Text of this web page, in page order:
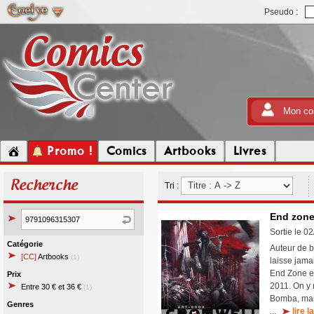
Pseudo :
Mon
Promo ! Comics Artbooks Livres
Recherche
Catégorie
[CC]Artbooks (1)
Prix
Entre 30 € et 36 € (1)
Genres
Tri :
End
Sortie le
Auteur de
laisse
End Zone
2011. On y
Bomba,
...
lire